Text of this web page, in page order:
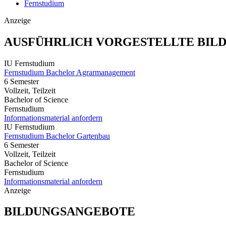
Fernstudium
Anzeige
AUSFÜHRLICH VORGESTELLTE
IU Fernstudium
Fernstudium Bachelor Agrarmanagement
6 Semester
Vollzeit, Teilzeit
Bachelor of Science
Fernstudium
Informationsmaterial anfordern
IU Fernstudium
Fernstudium Bachelor Gartenbau
6 Semester
Vollzeit, Teilzeit
Bachelor of Science
Fernstudium
Informationsmaterial anfordern
Anzeige
BILDUNGSANGEBOTE